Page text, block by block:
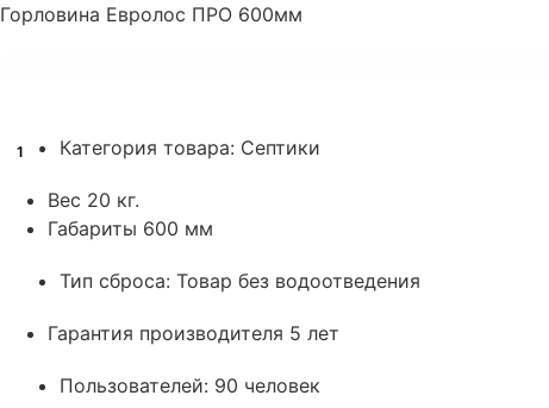
Горловина Евролос ПРО 600мм
1 Категория товара: Септики
Вес 20 кг.
Габариты 600 мм
Тип сброса: Товар без водоотведения
Гарантия производителя 5 лет
Пользователей: 90 человек